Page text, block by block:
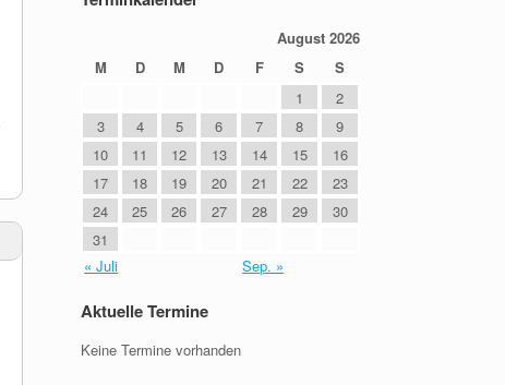
August 2026
M
D M D F S
S
1
2
3
4 5 6 7 8
9
10
11 12 13 14 15
16
17
18 19 20 21 22
23
24
25 26 27 28 29
30
31
« Juli
Sep. »
Aktuelle Termine
Keine Termine vorhanden